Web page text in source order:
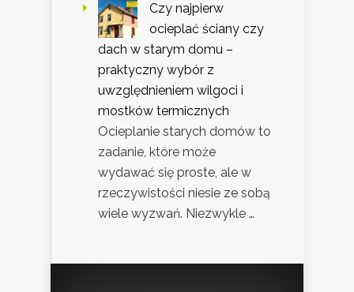
Czy najpierw
ocieplać ściany czy
dach w starym domu –
praktyczny wybór z
uwzględnieniem wilgoci i
mostków termicznych
Ocieplanie starych domów to
zadanie, które może
wydawać się proste, ale w
rzeczywistości niesie ze sobą
wiele wyzwań. Niezwykle …